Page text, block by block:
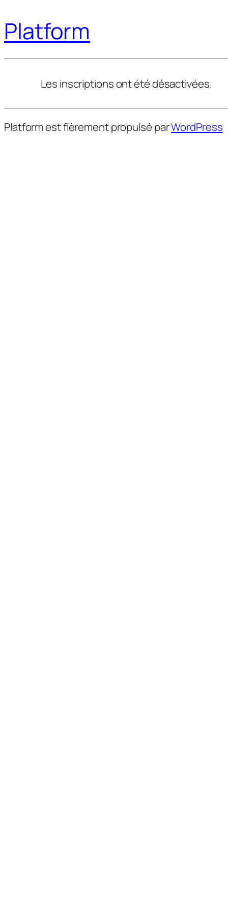
Platform
Les inscriptions ont été désactivées.
Platform est fièrement propulsé parWordPress